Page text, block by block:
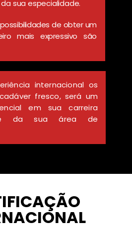
sua especialidade.
de obter um
mais expressivo são
internacional os
fresco, será um
em sua carreira
da sua área de